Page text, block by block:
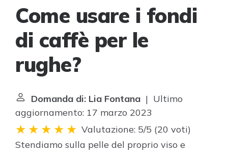
Come usare i fondi
di caffè per le
rughe?
Domanda di: Lia Fontana | Ultimo
aggiornamento: 17 marzo 2023
Valutazione: 5/5 (20 voti)
Stendiamo sulla pelle del proprio viso e